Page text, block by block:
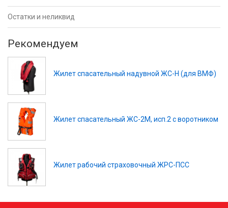
Остатки и неликвид
Рекомендуем
Жилет спасательный надувной ЖС-Н (для ВМФ)
Жилет спасательный ЖС-2М, исп.2 с воротником
Жилет рабочий страховочный ЖРС-ПСС